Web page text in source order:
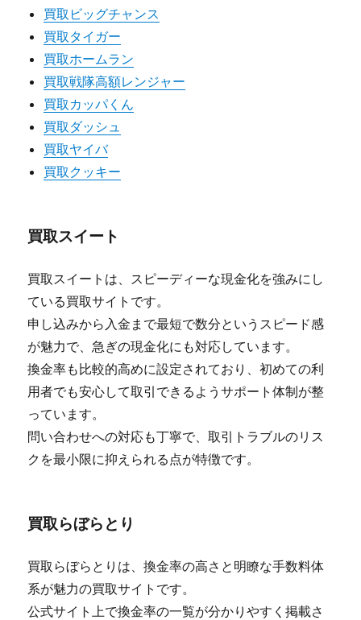
買取ビッグチャンス
買取タイガー
買取ホームラン
買取戦隊高額レンジャー
買取カッパくん
買取ダッシュ
買取ヤイバ
買取クッキー
買取スイート
買取スイートは、スピーディーな現金化を強みにし
ている買取サイトです。
申し込みから入金まで最短で数分というスピード感
が魅力で、急ぎの現金化にも対応しています。
換金率も比較的高めに設定されており、初めての利
用者でも安心して取引できるようサポート体制が整
っています。
問い合わせへの対応も丁寧で、取引トラブルのリス
クを最小限に抑えられる点が特徴です。
買取らぼらとり
買取らぼらとりは、換金率の高さと明瞭な手数料体
系が魅力の買取サイトです。
公式サイト上で換金率の一覧が分かりやすく掲載さ